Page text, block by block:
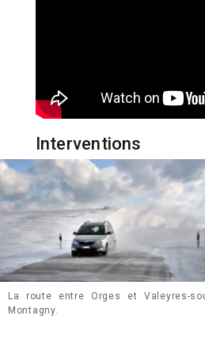
Interventions
La route entre Orges et Valeyres-
Montagny.